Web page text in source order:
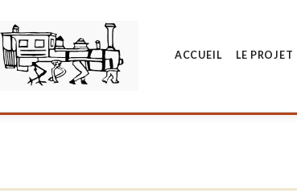
ACCUEIL LE PROJET